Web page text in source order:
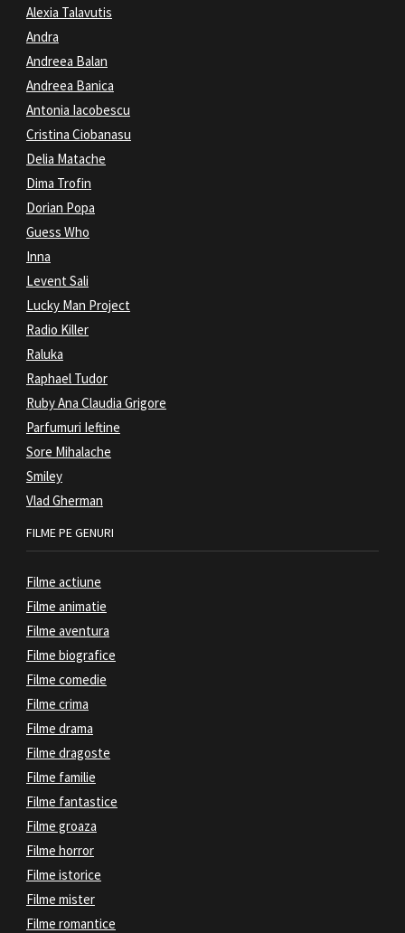
Alexia Talavutis
Andra
Andreea Balan
Andreea Banica
Antonia Iacobescu
Cristina Ciobanasu
Delia Matache
Dima Trofin
Dorian Popa
Guess Who
Inna
Levent Sali
Lucky Man Project
Radio Killer
Raluka
Raphael Tudor
Ruby Ana Claudia Grigore
Parfumuri Ieftine
Sore Mihalache
Smiley
Vlad Gherman
FILME PE GENURI
Filme actiune
Filme animatie
Filme aventura
Filme biografice
Filme comedie
Filme crima
Filme drama
Filme dragoste
Filme familie
Filme fantastice
Filme groaza
Filme horror
Filme istorice
Filme mister
Filme romantice